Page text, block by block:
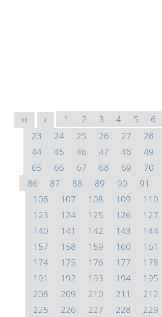
<< < 1 2 3 4 5 6
23
24 25 26 27 28
44
45 46 47 48 49
65
66 67 68 69 70
86
87 88 89 90 91
106
107 108 109 110
123
124 125 126 127
140
141 142 143 144
157
158 159 160 161
174
175 176 177 178
191
192 193 194 195
208
209 210 211 212
225
226 227 228 229